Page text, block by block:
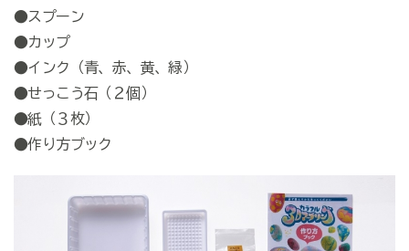
●スプーン
●カップ
●インク（青、赤、黄、緑）
●せっこう石（２個）
●紙（３枚）
●作り方ブック